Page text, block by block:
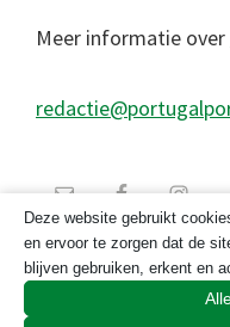
Meer informatie over
Deze website gebruikt
en ervoor te zorgen dat de
blijven gebruiken, erkent en